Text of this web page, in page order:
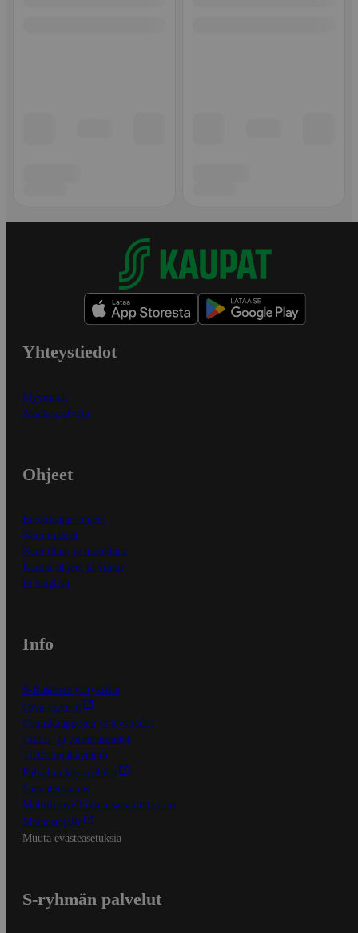
Yhteystiedot
Myymälät
Asiakaspalvelu
Ohjeet
Ensitilaajan ohjeet
Näin maksat
Näin tilaat ja muokkaat
Kaikki ohjeet ja vinkit
In English
Info
S-Business yrityksille
Oiva-raportit
Osuuskauppojen yhteystiedot
Tilaus- ja toimitusehdot
Tietosuojakäytäntö
Palvelun käyttöehdot
Saavutettavuus
Mobiilisovelluksen saavutettavuus
Mainostajalle
Muuta evästeasetuksia
S-ryhmän palvelut